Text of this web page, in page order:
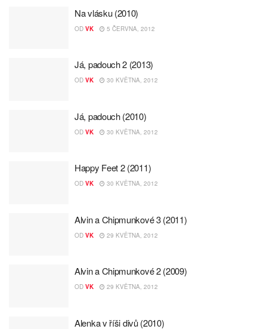
Na vlásku (2010)
OD VK 5 ČERVNA, 2012
Já, padouch 2 (2013)
OD VK 30 KVĚTNA, 2012
Já, padouch (2010)
OD VK 30 KVĚTNA, 2012
Happy Feet 2 (2011)
OD VK 30 KVĚTNA, 2012
Alvin a Chipmunkové 3 (2011)
OD VK 29 KVĚTNA, 2012
Alvin a Chipmunkové 2 (2009)
OD VK 29 KVĚTNA, 2012
Alenka v říši divů (2010)